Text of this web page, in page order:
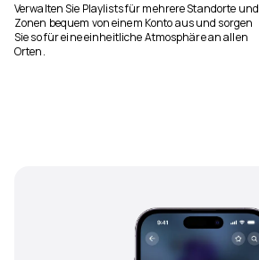
Verwalten Sie Playlists für mehrere Standorte und
Zonen bequem von einem Konto aus und sorgen
Sie so für eine einheitliche Atmosphäre an allen
Orten.